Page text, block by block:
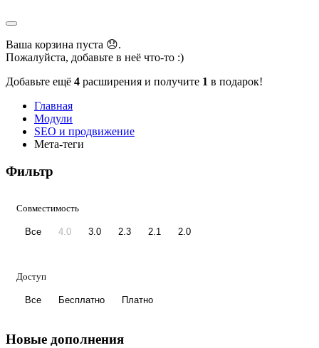
Ваша корзина пуста 😞.
Пожалуйста, добавьте в неё что-то :)
Добавьте ещё 4 расширения и получите 1 в подарок!
Главная
Модули
SEO и продвижение
Мета-теги
Фильтр
Совместимость
Все 4.0 3.0 2.3 2.1 2.0
Доступ
Все Бесплатно Платно
Новые дополнения